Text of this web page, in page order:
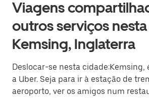
Viagens
outros serviços
Kemsing, Inglaterra
Deslocar-se nesta cidade:Kemsing,
a Uber. Seja para ir à estação de
aeroporto, ver os amigos num